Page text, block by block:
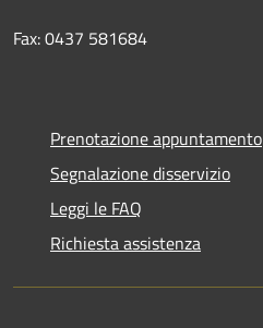
Fax: 0437 581684
Prenotazione appuntamento
Segnalazione disservizio
Leggi le FAQ
Richiesta assistenza